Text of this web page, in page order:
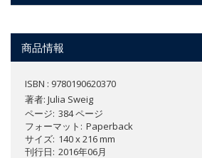
商品情報
ISBN : 9780190620370
著者: Julia Sweig
ページ 384 ページ
フォーマット
Paperback
サイズ 140 x 216 mm
刊行日 2016年06月